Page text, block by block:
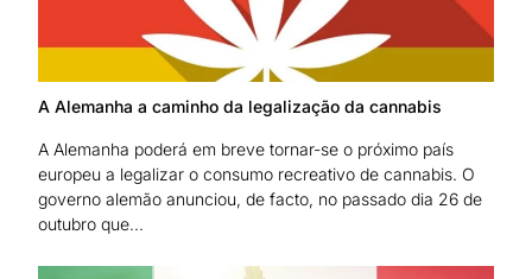
A Alemanha a caminho da legalização da cannabis
A Alemanha poderá em breve tornar-se o próximo país
europeu a legalizar o consumo recreativo de cannabis. O
governo alemão anunciou, de facto, no passado dia 26 de
outubro que...